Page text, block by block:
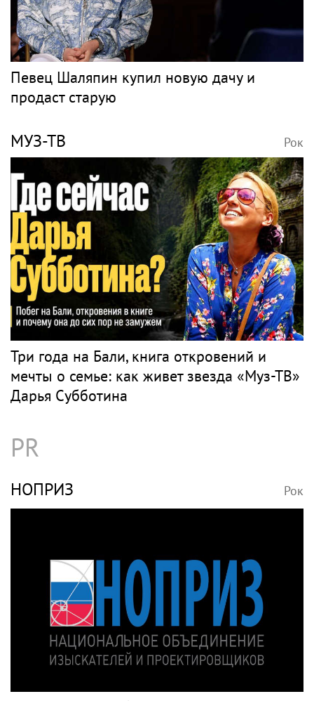
Певец Шаляпин купил новую дачу и
продаст старую
МУЗ-ТВ Рок
Три года на Бали, книга откровений и
мечты о семье: как живет звезда «Муз-ТВ»
Дарья Субботина
PR
НОПРИЗ Рок